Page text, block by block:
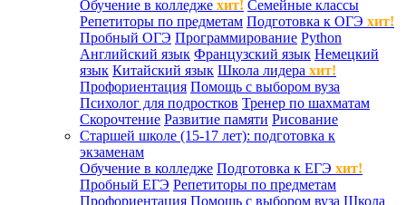
Обучение в колледже хит! Семейные классы
Репетиторы по предметам Подготовка к ОГЭ хит!
Пробный ОГЭ Программирование Python
Английский язык Французский язык Немецкий
язык Китайский язык Школа лидера хит!
Профориентация Помощь с выбором вуза
Психолог для подростков Тренер по шахматам
Скорочтение Развитие памяти Рисование
Старшей школе (15-17 лет): подготовка к
экзаменам
Обучение в колледже Подготовка к ЕГЭ хит!
Пробный ЕГЭ Репетиторы по предметам
Профориентация Помощь с выбором вуза Школа